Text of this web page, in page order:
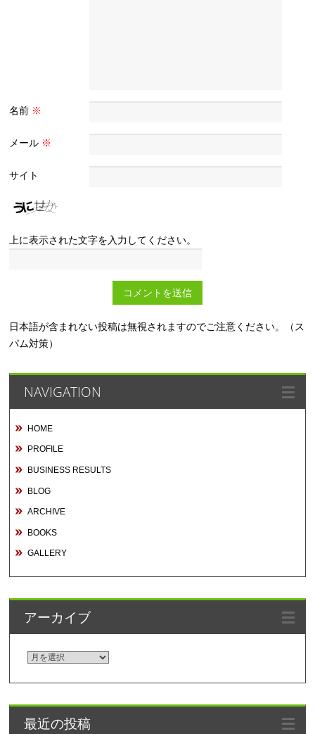
名前 ※
メール ※
サイト
上に表示された文字を入力してください。
日本語が含まれない投稿は無視されますのでご注意ください。（ス
パム対策）
NAVIGATION
HOME
PROFILE
BUSINESS RESULTS
BLOG
ARCHIVE
BOOKS
GALLERY
アーカイブ
ア
イ
ブ
最近の投稿